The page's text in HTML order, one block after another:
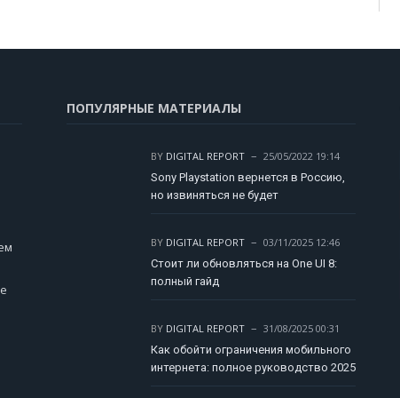
ПОПУЛЯРНЫЕ МАТЕРИАЛЫ
BY DIGITAL REPORT
25/05/2022 19:14
Sony Playstation вернется в Россию,
но извиняться не будет
BY DIGITAL REPORT
03/11/2025 12:46
Стоит ли обновляться на One UI 8:
полный гайд
BY DIGITAL REPORT
31/08/2025 00:31
Как обойти ограничения мобильного
интернета: полное руководство 2025